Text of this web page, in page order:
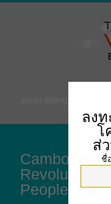
Cambodian
Peoples
ลง
โ
ส่
ชื่